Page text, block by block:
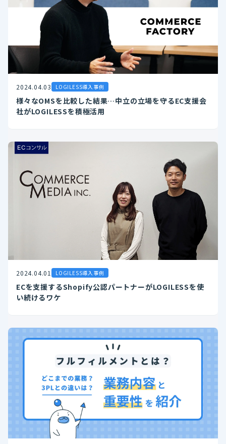
2024.04.03 LOGILESS導入事例
様々なOMSを比較した結果…中立の立場を守るEC支援会
社がLOGILESSを積極活用
2024.04.01 LOGILESS導入事例
ECを支援するShopify公認パートナーがLOGILESSを使
い続けるワケ